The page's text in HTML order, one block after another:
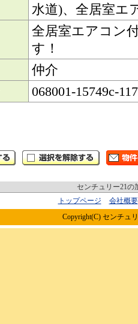
水道)、全居室エ
全居室エアコン
す！
仲介
068001-15749c-
センチュリー21の
トップページ
会社概要
Copyright(C) センチュ